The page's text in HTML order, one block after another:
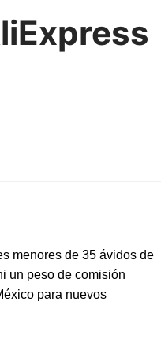
menores de 35 ávidos de
un peso de comisión
para nuevos